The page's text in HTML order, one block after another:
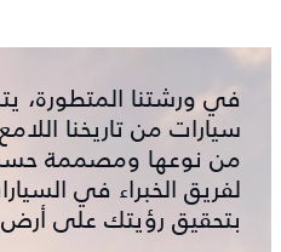
في ورشتنا المتطورة،
سيارات من تاريخنا
من نوعها ومصممة
لفريق الخبراء في
بتحقيق رؤيتك على أرض